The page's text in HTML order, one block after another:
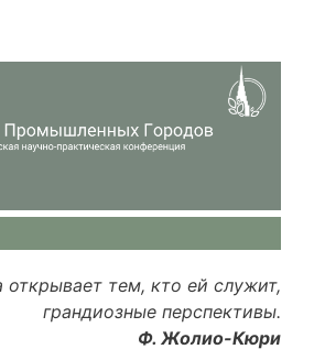
открывает тем, кто ей служит,
грандиозные перспективы.
Ф. Жолио-Кюри